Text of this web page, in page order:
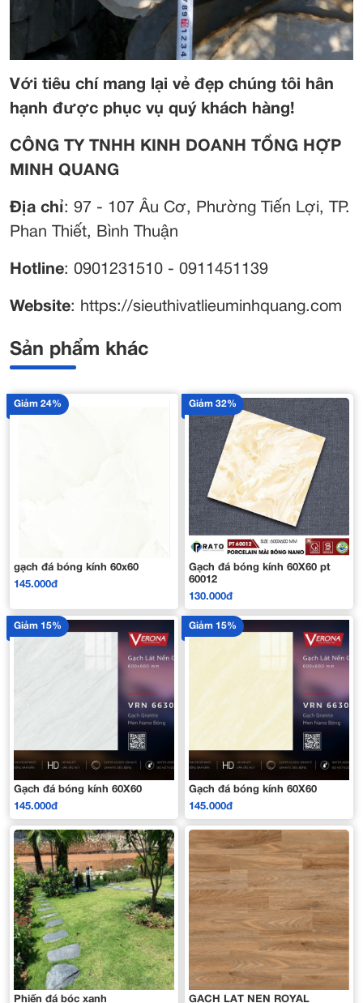
Với tiêu chí mang lại vẻ đẹp chúng tôi hân
hạnh được phục vụ quý khách hàng!
CÔNG TY TNHH KINH DOANH TỔNG HỢP
MINH QUANG
Địa chỉ: 97 - 107 Âu Cơ, Phường Tiến Lợi, TP.
Phan Thiết, Bình Thuận
Hotline: 0901231510 - 0911451139
Website: https://sieuthivatlieuminhquang.com
Sản phẩm khác
Giảm 24%
gạch đá bóng kính 60x60
145.000đ
Giảm 32%
Gạch đá bóng kính 60X60 pt
60012
130.000đ
Giảm 15%
Gạch đá bóng kính 60X60
145.000đ
Giảm 15%
Gạch đá bóng kính 60X60
145.000đ
Phiến đá bóc xanh
GẠCH LÁT NỀN ROYAL